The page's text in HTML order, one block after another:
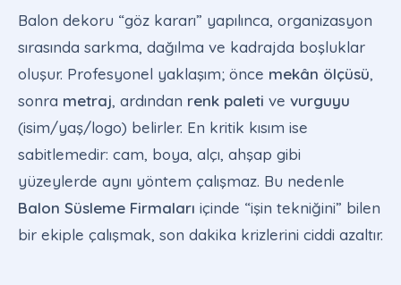
Balon dekoru “göz kararı” yapılınca, organizasyon
sırasında sarkma, dağılma ve kadrajda boşluklar
oluşur. Profesyonel yaklaşım; önce mekân ölçüsü,
sonra metraj, ardından renk paleti ve vurguyu
(isim/yaş/logo) belirler. En kritik kısım ise
sabitlemedir: cam, boya, alçı, ahşap gibi
yüzeylerde aynı yöntem çalışmaz. Bu nedenle
Balon Süsleme Firmaları içinde “işin tekniğini” bilen
bir ekiple çalışmak, son dakika krizlerini ciddi azaltır.